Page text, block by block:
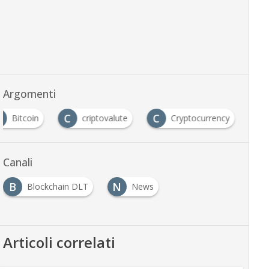
Argomenti
Bitcoin C criptovalute C Cryptocurrency
Canali
B
Blockchain DLT N News
Articoli correlati